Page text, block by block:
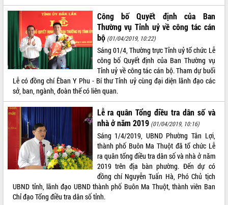
Hòn Yến phát triển du lịch gắn với bảo
tồn biển
Lấy ý kiến điều chỉnh Quy hoạch tỉnh
Đắk Lắk thời kỳ 2021-2030, tầm nhìn
đến năm 2050
Phát động chiến dịch 30 ngày đêm
giải phóng mặt bằng Tuyến đường bộ
ven biển
Đắk Lắk nỗ lực thúc đẩy tăng trưởng
kinh tế từ 10% trở lên trong Quý
II/2026
Đắk Lắk ký kết thỏa thuận hợp tác về
chuyển đổi số giai đoạn 2026 – 2030
với Tập đoàn Bưu chính Viễn thông
Việt Nam
Thứ trưởng Bộ Y tế làm việc với tỉnh
Đắk Lắk về phát triển nhân lực y tế
cho trạm y tế cấp xã
Công bố Quyết định của Ban
Thường vụ Tỉnh uỷ về công tác cán
bộ (01/04/2019, 10:22)
Sáng 01/4, Thường trực Tỉnh uỷ tổ chức Lễ
công bố Quyết định của Ban Thường vụ
Tỉnh uỷ về công tác cán bộ. Tham dự buổi
Lễ có đồng chí Êban Y Phu - Bí thư Tỉnh uỷ cùng đại diện lãnh đạo các
sở, ban, ngành, đoàn thể có liên quan.
Lễ ra quân Tổng điều tra dân số và
nhà ở năm 2019 (01/04/2019, 10:16)
Sáng 1/4/2019, UBND Phường Tân Lợi,
thành phố Buôn Ma Thuột đã tổ chức Lễ
ra quân tổng điều tra dân số và nhà ở năm
2019 trên địa bàn phường. Đến dự có
đồng chí Nguyễn Tuấn Hà, Phó Chủ tịch
UBND tỉnh, lãnh đạo UBND thành phố Buôn Ma Thuột, thành viên Ban
Chỉ đạo Tổng điều tra dân số tỉnh.